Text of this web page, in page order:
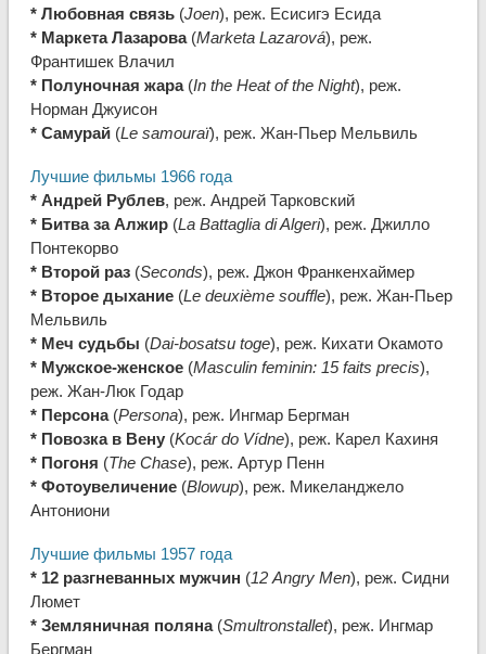
* Любовная связь (Joen), реж. Есисигэ Есида
* Маркета Лазарова(Marketa Lazarová), реж.
Франтишек Влачил
* Полуночная жара(In the Heat of the Night), реж.
Норман Джуисон
* Самурай (Le samouraï), реж. Жан-Пьер Мельвиль
Лучшие фильмы 1966 года
* Андрей Рублев, реж. Андрей Тарковский
* Битва за Алжир(La Battaglia di Algeri), реж. Джилло
Понтекорво
* Второй раз(Seconds), реж. Джон Франкенхаймер
* Второе дыхание(Le deuxième souffle), реж. Жан-Пьер
Мельвиль
* Меч судьбы (Dai-bosatsu toge), реж. Кихати Окамото
* Мужское-женское(Masculin feminin: 15 faits precis),
реж. Жан-Люк Годар
* Персона(Persona), реж. Ингмар Бергман
* Повозка в Вену(Kocár do Vídne), реж. Карел Кахиня
* Погоня (The Chase), реж. Артур Пенн
* Фотоувеличение(Blowup), реж. Микеланджело
Антониони
Лучшие фильмы 1957 года
* 12 разгневанных мужчин (12 Angry Men), реж. Сидни
Люмет
* Земляничная поляна(Smultronstallet), реж. Ингмар
Бергман